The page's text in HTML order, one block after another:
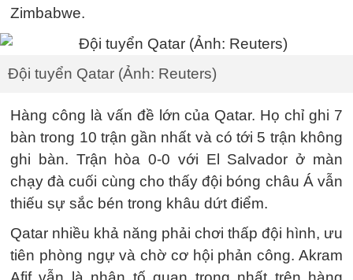
Zimbabwe.
Đội tuyển Qatar (Ảnh: Reuters)
Hàng công là vấn đề lớn của Qatar. Họ chỉ ghi 7
bàn trong 10 trận gần nhất và có tới 5 trận không
ghi bàn. Trận hòa 0-0 với El Salvador ở màn
chạy đà cuối cùng cho thấy đội bóng châu Á vẫn
thiếu sự sắc bén trong khâu dứt điểm.
Qatar nhiều khả năng phải chơi thấp đội hình, ưu
tiên phòng ngự và chờ cơ hội phản công. Akram